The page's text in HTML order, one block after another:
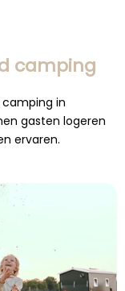
camping
in
gasten logeren
ervaren.